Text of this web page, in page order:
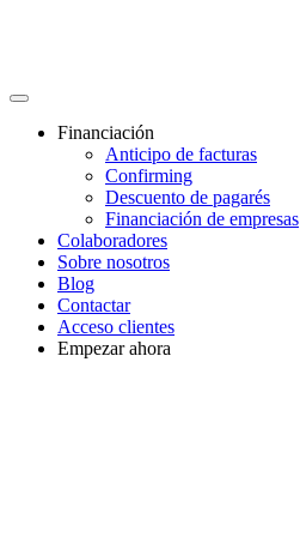
Financiación
Anticipo de facturas
Confirming
Descuento de pagarés
Financiación de empresas
Colaboradores
Sobre nosotros
Blog
Contactar
Acceso clientes
Empezar ahora